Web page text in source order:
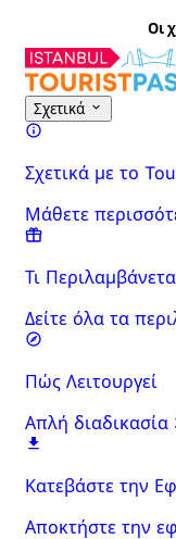
Οι
Σχετικά
Σχετικά με το
Μάθετε
Τι
Δείτε όλα τα
Πώς Λειτουργεί
Απλή
Κατεβάστε την
Αποκτήστε την
Σχετικά με τη